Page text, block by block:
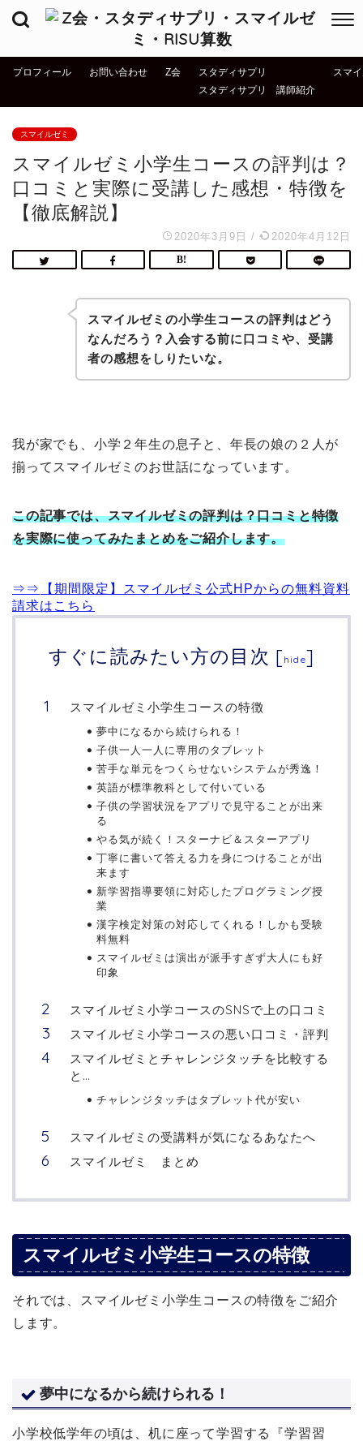
プロフィール お問い合わせ Z会
スタディサプリ
スタディサプリ 講師紹介
スマ
スマイルゼミ
スマイルゼミ小学生コースの評判は？
口コミと実際に受講した感想・特徴を
【徹底解説】
2020年3月9日 / 2020年4月12日
スマイルゼミの小学生コースの評判はどう
なんだろう？入会する前に口コミや、受講
者の感想をしりたいな。
我が家でも、小学２年生の息子と、年長の娘の２人が
揃ってスマイルゼミのお世話になっています。
この記事では、スマイルゼミの評判は？口コミと特徴
を実際に使ってみたまとめをご紹介します。
⇒⇒
【期間限定】スマイルゼミ公式HPからの無料資料
請求はこちら
すぐに読みたい方の目次 [hide]
スマイルゼミ小学生コースの特徴
夢中になるから続けられる！
子供一人一人に専用のタブレット
苦手な単元をつくらせないシステムが秀逸！
英語が標準教科として付いている
子供の学習状況をアプリで見守ることが出来
る
やる気が続く！スターナビ＆スターアプリ
丁寧に書いて答える力を身につけることが出
来ます
新学習指導要領に対応したプログラミング授
業
漢字検定対策の対応してくれる！しかも受験
料無料
スマイルゼミは演出が派手すぎず大人にも好
印象
スマイルゼミ小学コースのSNSで上の口コミ
スマイルゼミ小学コースの悪い口コミ・評判
スマイルゼミとチャレンジタッチを比較する
と…
チャレンジタッチはタブレット代が安い
スマイルゼミの受講料が気になるあなたへ
スマイルゼミ まとめ
スマイルゼミ小学生コースの特徴
それでは、スマイルゼミ小学生コースの特徴をご紹介
します。
夢中になるから続けられる！
小学校低学年の頃は、机に座って学習する『学習習